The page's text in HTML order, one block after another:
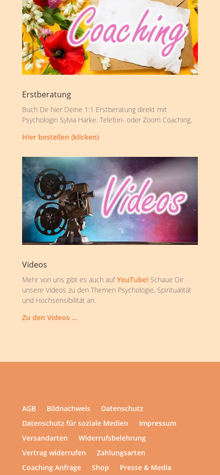
Erstberatung
Buch Dir hier Deine 1:1 Erstberatung direkt mit
Psychologin Sylvia Harke. Telefon- oder Zoom Coaching.
Hier bestellen (klicken)
Videos
Mehr von uns gibt es auch aufYouTube! Schaue Dir
unsere Videos zu den Themen Psychologie, Spiritualität
und Hochsensibilität an.
Zu den Videos …
AGB Bildnachweis
Datenschutz
Datenschutz für soziale Medien
Impressum
Versandarten
Widerrufsbelehrung
Vertrag widerrufen
Zahlungsarten
Coaching Anfrage
Shop Presse & Media